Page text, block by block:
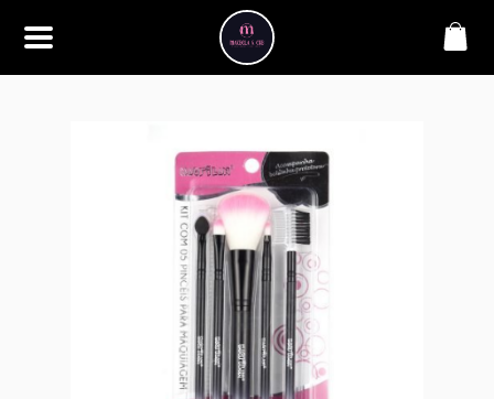
Styllus, sua fonte confiável de
maquiagens e acessórios de
alta qualidade. Somos
apaixonados por realçar a
beleza de nossos clientes,
oferecendo uma ampla gama
de produtos que inspiram
confiança e criatividade. Desde
os últimos lançamentos em
maquiagem até os acessórios
mais elegantes, estamos aqui
para ajudá-lo a alcançar seu
visual dos sonhos. Explore nossa
seleção cuidadosamente
selecionada e descubra como a
beleza se torna uma expressão